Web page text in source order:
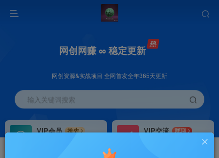
网创网赚 ∞ 稳定更新
网创资源&实战项目 全网首发全年365天更新
输入关键词搜索
VIP会员
抢先
VIP交流
群聊
研究探讨更多创业项目路子。